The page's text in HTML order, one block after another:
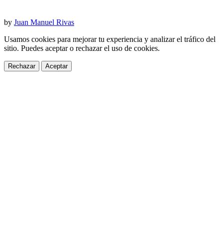
by Juan Manuel Rivas
Usamos cookies para mejorar tu experiencia y analizar el tráfico del
sitio. Puedes aceptar o rechazar el uso de cookies.
Rechazar Aceptar